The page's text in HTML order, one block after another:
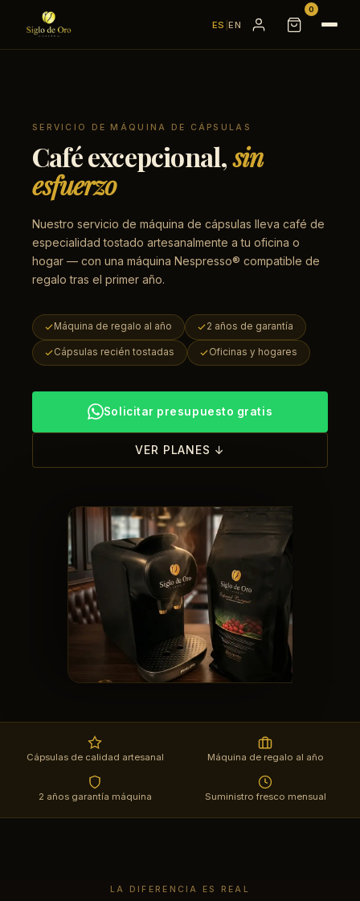
ES |EN
0
SERVICIO DE MÁQUINA DE CÁPSULAS
Café excepcional,sin
esfuerzo
Nuestro servicio de máquina de cápsulas lleva café de
especialidad tostado artesanalmente a tu oficina o
hogar — con una máquina Nespresso® compatible de
regalo tras el primer año.
Máquina de regalo al año 2 años de garantía
Cápsulas recién tostadas Oficinas y hogares
Solicitar presupuesto gratis
VER PLANES ↓
Cápsulas de calidad artesanal Máquina de regalo al año
2 años garantía máquina Suministro fresco mensual
LA DIFERENCIA ES REAL